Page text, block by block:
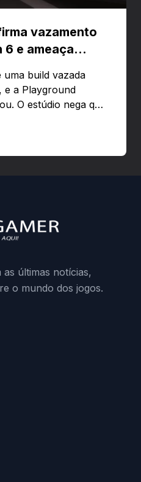
vazamento
6 e ameaça
build vazada
e a Playground
O estúdio nega que
usar versões não
do preload,
não autorizados
últimas notícias,
o mundo dos jogos.